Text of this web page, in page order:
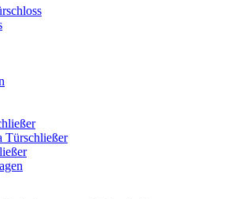
Türschließer